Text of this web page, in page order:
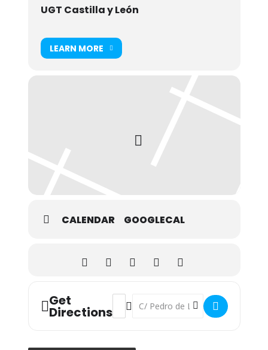
UGT Castilla y León
LEARN MORE
CALENDAR GOOGLECAL
Get
Directions
Address - XIII Edición de las
Destination Address - XIII